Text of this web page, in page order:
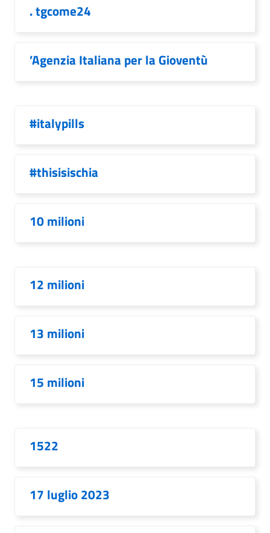
. tgcome24
’Agenzia Italiana per la Gioventù
#italypills
#thisisischia
10 milioni
12 milioni
13 milioni
15 milioni
1522
17 luglio 2023